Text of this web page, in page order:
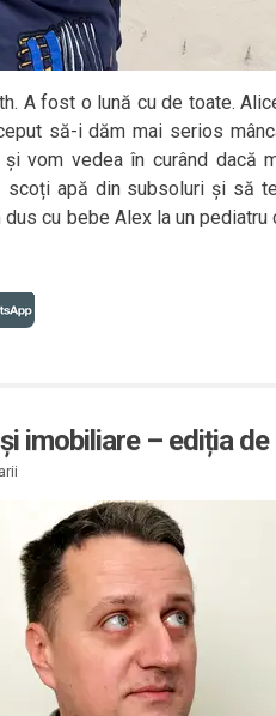
A fost o lună cu de toate.
să-i dăm mai serios
vom vedea în curând dacă
apă din subsoluri și să
cu bebe Alex la un
imobiliare – ediția